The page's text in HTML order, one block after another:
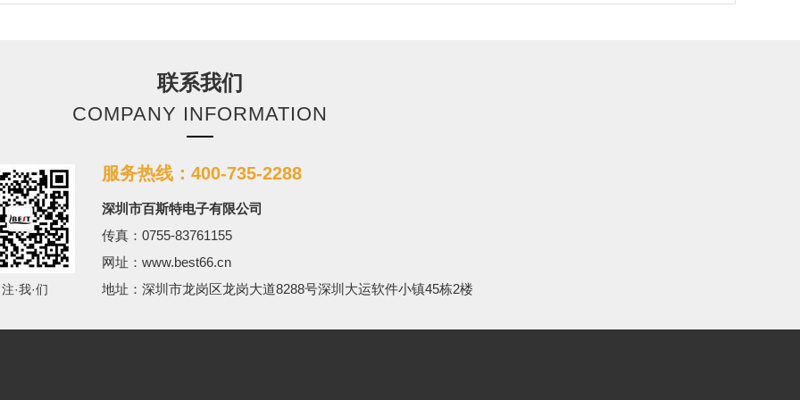
联系我们
COMPANY INFORMATION
·我·们
服务热线：400-735-2288
深圳市百斯特电子有限公司
传真：0755-83761155
网址：www.best66.cn
地址：深圳市龙岗区龙岗大道8288号深圳大运软件小镇45栋2楼